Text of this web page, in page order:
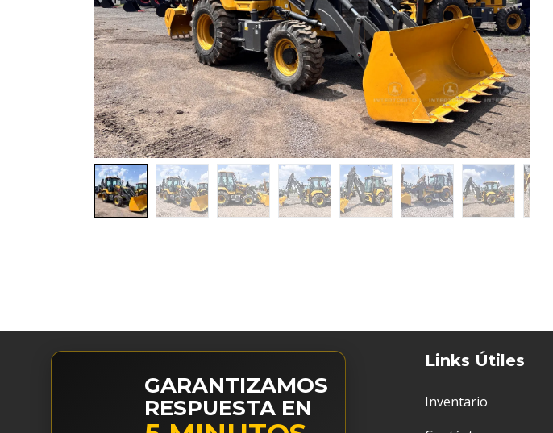
GARANTIZAMOS
RESPUESTA EN
Links Útiles
Inventario